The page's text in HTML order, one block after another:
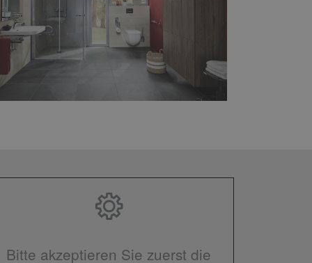
Bitte akzeptieren Sie zuerst die